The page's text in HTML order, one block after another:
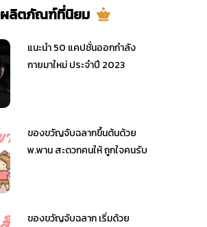
ผลิตภัณฑ์ที่นิยม
แนะนำ 50 แคปชั่นออกกำลัง
กายมาใหม่ ประจำปี 2023
ของขวัญจับฉลากขึ้นต้นด้วย
พ.พาน สะดวกคนให้ ถูกใจคนรับ
ของขวัญจับฉลาก เริ่มด้วย